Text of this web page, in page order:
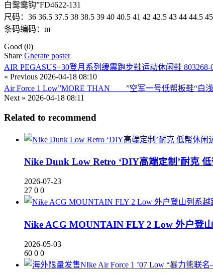
白鸳鸯钩”FD4622-131
尺码：36 36.5 37.5 38 38.5 39 40 40.5 41 42 42.5 43 44 44.5 45
条码编码：m
Good (0)
Share Gnerate poster
AIR PEGASUS+30登月系列缓震跑步鞋运动休闲鞋 803268-
« Previous 2026-04-18 08:10
Air Force 1 Low”MORE THAN____”空军一号低帮板鞋“白
Next » 2026-04-18 08:11
Related to recommend
Nike Dunk Low Retro ‘DIY高端定制’耐克
2026-07-23
27 0 0
Nike ACG MOUNTAIN FLY 2 Low 外户登
2026-05-03
60 0 0